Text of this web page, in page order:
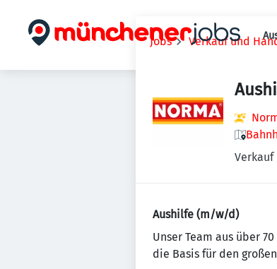
Jobs Verkauf und
Aushilfe (m/w/d)
Un­se­r Team aus über
die Basis für den